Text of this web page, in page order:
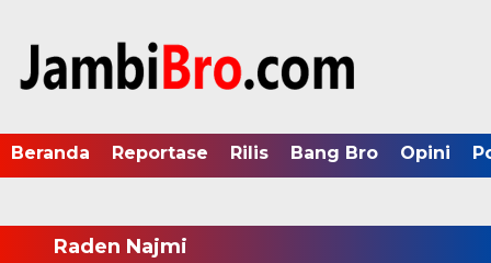
Beranda Reportase Rilis Bang Bro Opini
Raden Najmi